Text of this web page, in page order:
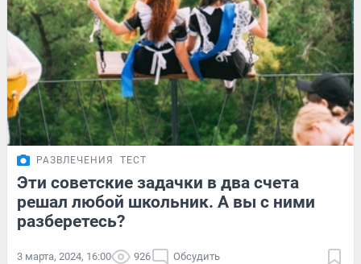
РАЗВЛЕЧЕНИЯ ТЕСТ
Эти советские задачки в два счета
решал любой школьник. А вы с ними
разберетесь?
3 марта, 2024, 16:00 926 Обсудить